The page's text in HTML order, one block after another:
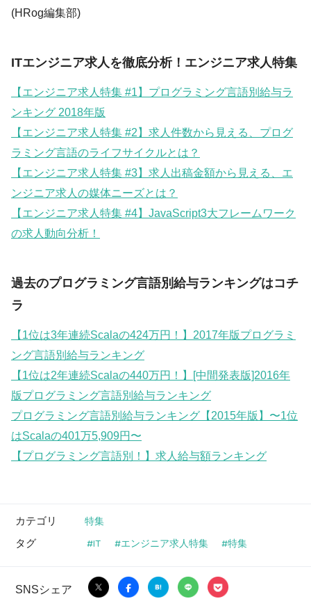
(HRog編集部)
ITエンジニア求人を徹底分析！エンジニア求人特集
【エンジニア求人特集 #1】プログラミング言語別給与ラ
ンキング 2018年版
【エンジニア求人特集 #2】求人件数から見える、プログ
ラミング言語のライフサイクルとは？
【エンジニア求人特集 #3】求人出稿金額から見える、エ
ンジニア求人の媒体ニーズとは？
【エンジニア求人特集 #4】JavaScript3大フレームワーク
の求人動向分析！
過去のプログラミング言語別給与ランキングはコチ
ラ
【1位は3年連続Scalaの424万円！】2017年版プログラミ
ング言語別給与ランキング
【1位は2年連続Scalaの440万円！】[中間発表版]2016年
版プログラミング言語別給与ランキング
プログラミング言語別給与ランキング【2015年版】〜1位
はScalaの401万5,909円〜
【プログラミング言語別！】求人給与額ランキング
カテゴリ 特集
タグ IT エンジニア求人特集 特集
SNSシェア